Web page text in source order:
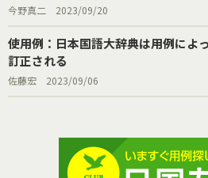
今野真二 2023/09/20
使用例：日本国語大辞典は用例によ
訂正される
佐藤宏 2023/09/06